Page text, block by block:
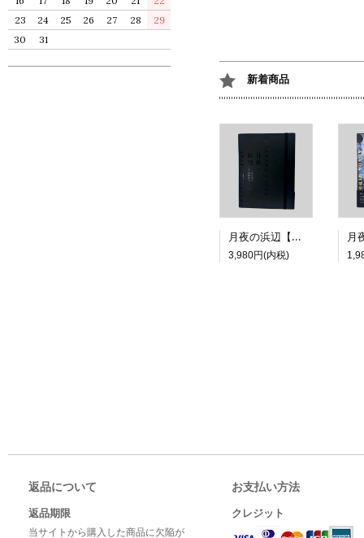
新着商品
月夜の浜辺【特装版】
3,980円(内税)
23
24 25 26 27 28
29
30
31
返品について
返品期限
当サイトから購入した商品に欠陥が
お支払い方法
クレジット